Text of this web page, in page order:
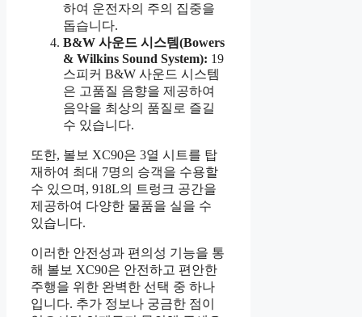
하여 운전자의 주의 집중을
돕습니다.
B&W 사운드 시스템(Bowers
& Wilkins Sound System): 19
스피커 B&W 사운드 시스템
은 고품질 음향을 제공하여
음악을 최상의 품질로 즐길
수 있습니다.
또한, 볼보 XC90은 3열 시트를 탑
재하여 최대 7명의 승객을 수용할
수 있으며, 918L의 트렁크 공간을
제공하여 다양한 물품을 실을 수
있습니다.
이러한 안전성과 편의성 기능을 통
해 볼보 XC90은 안전하고 편안한
주행을 위한 완벽한 선택 중 하나
입니다. 추가 정보나 궁금한 점이